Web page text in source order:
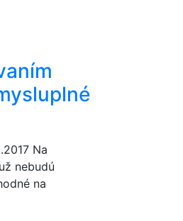
Na
nebudú
na